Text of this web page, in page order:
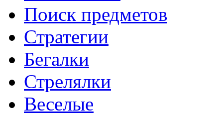
Поиск предметов
Стратегии
Бегалки
Стрелялки
Веселые